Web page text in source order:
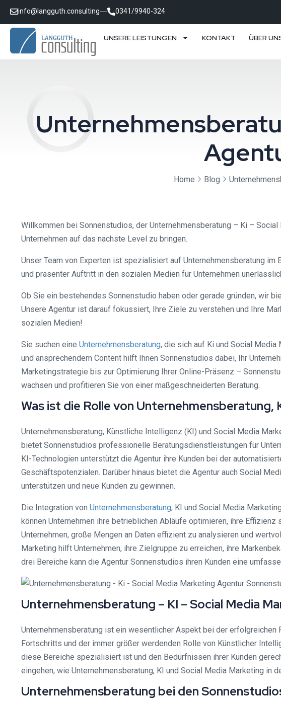
info@langguth.consulting 0341/9940-324
UNSERE LEISTUNGEN KONTAKT ÜBER
Home Blog
Willkommen bei Sonnenstudios, der Unternehmensberatung – Ki –
Unternehmen auf das nächste Level zu bringen.
Unser Team von Experten ist spezialisiert auf Unternehmensberatung
und präsenter Auftritt in den sozialen Medien für Unternehmen
Ob Sie ein bestehendes Sonnenstudio haben oder gerade gründen, wir
Unsere Agentur ist darauf fokussiert, Ihre Ziele zu verstehen und Ihre
sozialen Medien!
Sie suchen eine Unternehmensberatung, die sich auf Ki und Social
und ansprechendem Content hilft Ihnen Sonnenstudios dabei, Ihr
Marketingstrategie bis zur Optimierung Ihrer Online-Präsenz –
wachsen und profitieren Sie von einer maßgeschneiderten Beratung.
Was ist die Rolle von
Unternehmensberatung, Künstliche Intelligenz (KI) und Social Media
bietet Sonnenstudios professionelle Beratungsdienstleistungen für
KI-Technologien unterstützt die Agentur ihre Kunden bei der
Geschäftspotenzialen. Darüber hinaus bietet die Agentur auch Social
unterstützen und neue Kunden zu gewinnen.
Die Integration von Unternehmensberatung, KI und Social Media
können Unternehmen ihre betrieblichen Abläufe optimieren, ihre
Unternehmen, große Mengen an Daten effizient zu analysieren und
Marketing hilft Unternehmen, ihre Zielgruppe zu erreichen, ihre
drei Bereiche kann die Agentur Sonnenstudios ihren Kunden eine
Unternehmensberatung – KI – Social Media
Unternehmensberatung ist ein wesentlicher Aspekt bei der
Fortschritts und der immer größer werdenden Rolle von Künstlicher
diese Bereiche spezialisiert ist und den Bedürfnissen ihrer Kunden
eingehen, wie Unternehmensberatung, KI und Social Media Marketing
Unternehmensberatung bei den